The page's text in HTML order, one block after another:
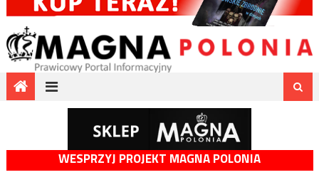
WESPRZYJ PROJEKT MAGNA POLONIA